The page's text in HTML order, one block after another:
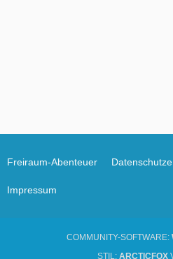
Freiraum-Abenteuer
Impressum
COMMUNITY-SOFTWARE:
STIL: ARCTICFOX